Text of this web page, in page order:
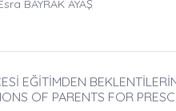
BAYRAK AYAŞ
EĞİTİMDEN
OF PARENTS FOR